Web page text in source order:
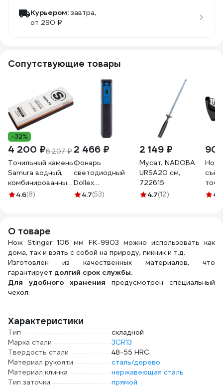
Курьером: завтра,
от 290 ₽
Сопутствующие товары
-32%
4 200 ₽6 207 ₽
Точильный камень
Samura водный,
комбинированный
1000/3000 SCS-
4.6(8)
2 466 ₽
Фонарь
светодиодный
Dollex
аккумуляторный,
4.7(53)
2 149 ₽
Мусат, NADOBA
URSA20 см,
722615
4.7(12) 4.9
О товаре
Нож Stinger 106 мм FK-9903 можно использовать как
дома, так и взять с собой на природу, пикник и т.д.
Изготовлен из качественных материалов, что
гарантирует долгий срок службы.
Для удобного хранения предусмотрен специальный
чехол.
Характеристики
Тип
складной
Марка стали
3CR13
Твердость стали
48-55 HRC
Материал рукояти
сталь/дерево
Материал клинка
нержавеющая сталь
Тип заточки
прямой